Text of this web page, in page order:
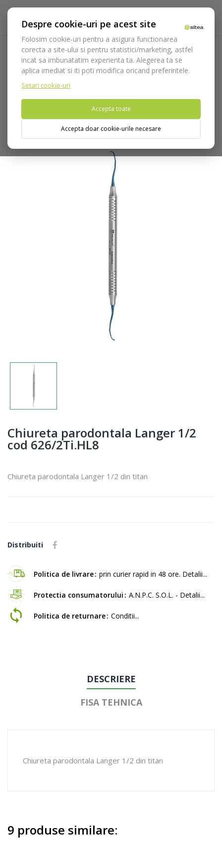
Despre cookie-uri pe acest site
Folosim cookie-uri pentru a asigura functionarea
corecta a site-ului si pentru statistici/marketing, astfel
incat sa imbunatatim experienta ta. Alegerea ta se
aplica imediat si iti poti modifica oricand preferintele.
Setari cookie-uri
Accepta toate
Accepta doar cookie-urile necesare
Acasa Instrumentar
Diagnostic, parodontologie si
restaurare
Parodontologie
Chiurete/Scalers din Titan
Chiureta parodontala Langer 1/2 cod 626/2Ti.HL8
Nu puteti plasa comenzi din tara din care accesati website-ul
(United States).
Chiureta parodontala Langer 1/2
cod 626/2Ti.HL8
Chiureta parodontala Langer 1/2 din titan
Distribuiti
Politica de livrare prin curier rapid in 48 ore. Detalii...
Protectia consumatorului A.N.P.C. S.O.L. - Detalii...
Politica de returnare Conditii...
DESCRIERE
FISA TEHNICA
Chiureta parodontala Langer 1/2 din titan
9 produse similare: